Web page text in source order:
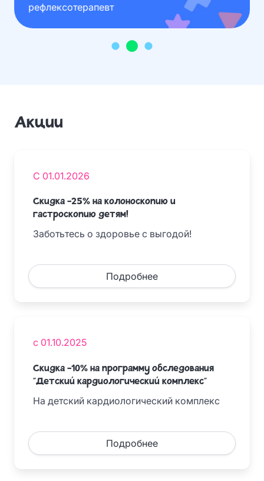
рефлексотерапевт
Акции
С 01.01.2026
Скидка -25% на колоноскопию и
гастроскопию детям!
Заботьтесь о здоровье с выгодой!
Подробнее
с 01.10.2025
Скидка -10% на программу обследования
"Детский кардиологический комплекс"
На детский кардиологический комплекс
Подробнее